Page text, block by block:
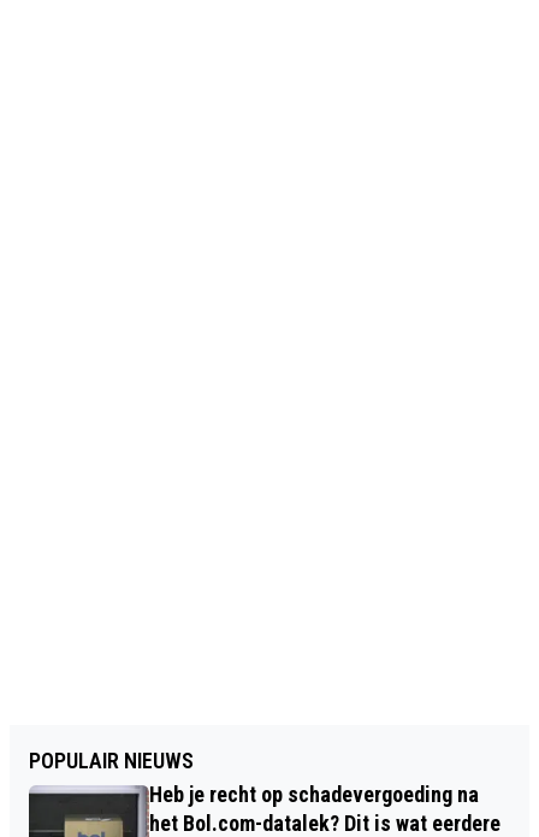
POPULAIR NIEUWS
Heb je recht op schadevergoeding na
het Bol.com-datalek? Dit is wat eerdere